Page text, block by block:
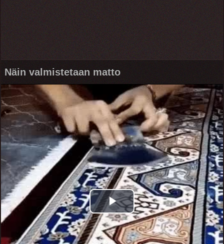
Näin valmistetaan matto
Play
Video